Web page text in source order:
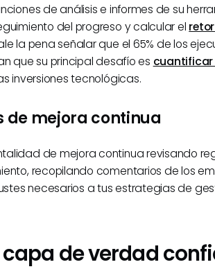
de análisis e informes de su
del progreso y calcular el
la pena señalar que el 65% de los
que su principal desafío es cuantificar
inversiones tecnológicas.
de mejora continua
de mejora continua revisando
recopilando comentarios de los
necesarios a tus estrategias de
capa de verdad